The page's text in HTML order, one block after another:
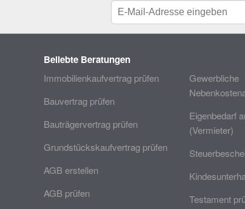
Beliebte Beratungen
Immobilienkaufvertrag prüfen
Bauvertrag prüfen
Bauträgervertrag prüfen
Grundstückskaufvertrag prüfen
AGB erstellen
AGB prüfen
Gewerbliche
Eigenbedarf
(Vermieter)
Testament